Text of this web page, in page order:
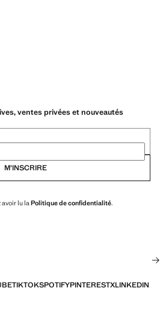
ventes privées et nouveautés
M’INSCRIRE
lu la Politique de confidentialité.
TIKTOKSPOTIFYPINTERESTXLINKEDIN